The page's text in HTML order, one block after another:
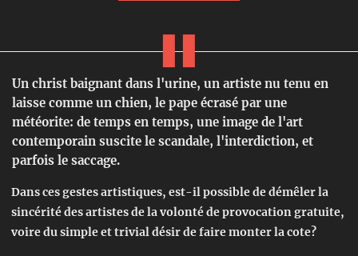
Un christ baignant dans l'urine, un artiste nu tenu en
laisse comme un chien, le pape écrasé par une
météorite: de temps en temps, une image de l'art
contemporain suscite le scandale, l'interdiction, et
parfois le saccage.
Dans ces gestes artistiques, est-il possible de démêler la
sincérité des artistes de la volonté de provocation gratuite,
voire du simple et trivial désir de faire monter la cote?